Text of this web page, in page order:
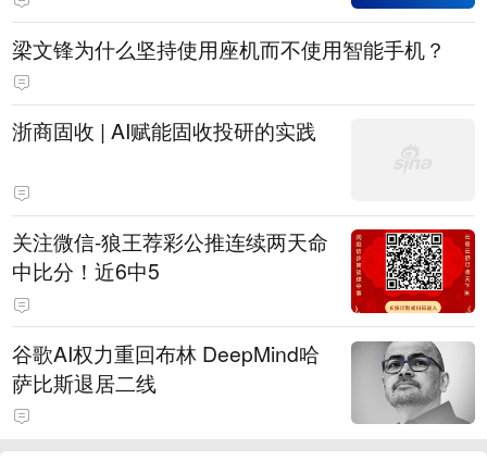
梁文锋为什么坚持使用座机而不使用智能手机？
浙商固收 | AI赋能固收投研的实践
关注微信-狼王荐彩公推连续两天命
中比分！近6中5
谷歌AI权力重回布林 DeepMind哈
萨比斯退居二线